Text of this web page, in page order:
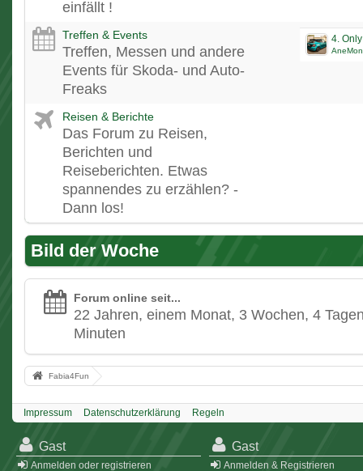
einfällt !
Treffen & Events
Treffen, Messen und andere
Events für Skoda- und Auto-
Freaks
4.
Reisen & Berichte
Das Forum zu Reisen,
Berichten und
Reiseberichten. Etwas
spannendes zu erzählen? -
Dann los!
Bild der Woche
Forum online seit...
22 Jahren, einem Monat, 3 Wochen, 4
Minuten
Fabia4Fun
Impressum Datenschutzerklärung Regeln
Gast
Anmelden oder registrieren
Gast
Anmelden & Registrieren